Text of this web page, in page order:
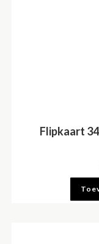
Flipkaart